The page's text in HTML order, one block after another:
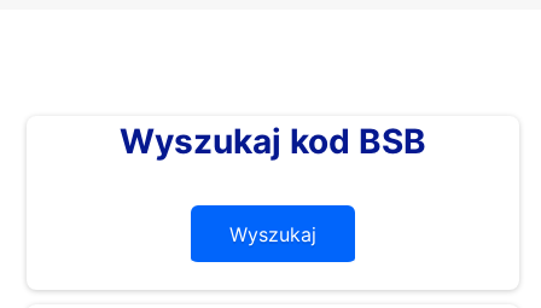
Wyszukaj kod BSB
Wyszukaj